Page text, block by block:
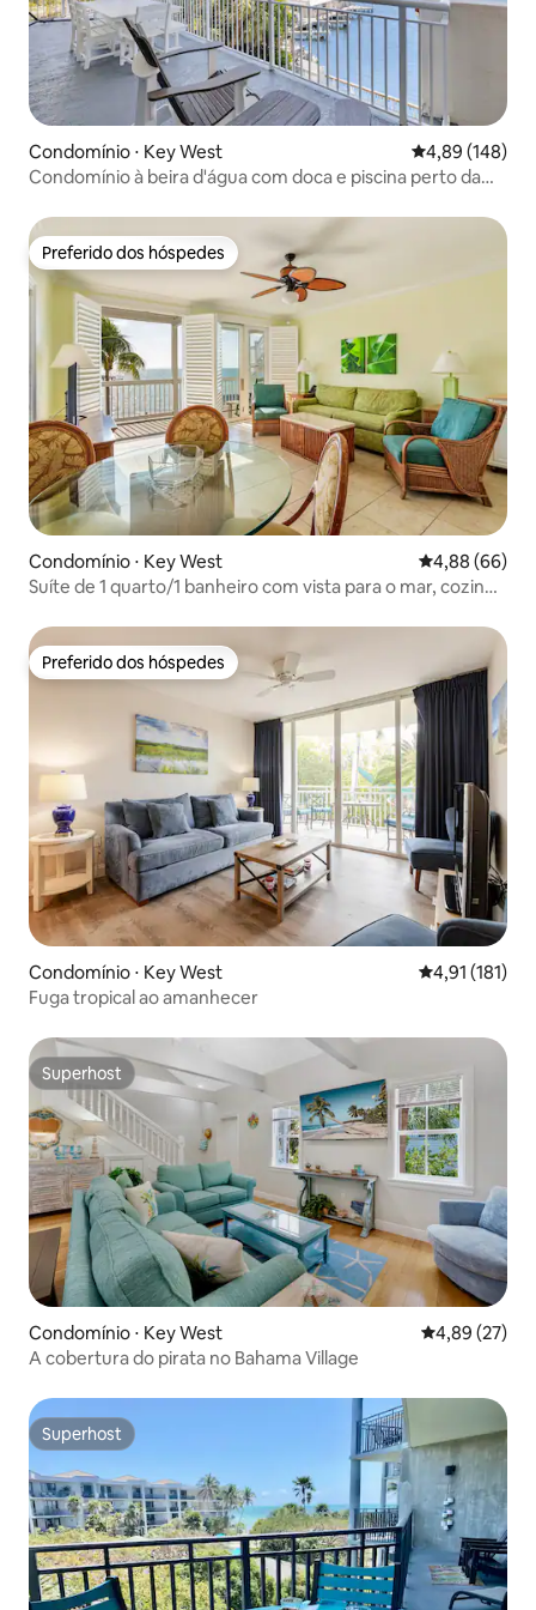
Condomínio ⋅ Key West 4,89 de uma
4,89 (148)
Condomínio à beira d'água com doca e piscina perto da
Preferido dos hóspedes
Preferido dos hóspedes
Condomínio ⋅ Key West 4,88 de uma
4,88 (66)
Suíte de 1 quarto/1 banheiro com vista para o mar, cozinha
Preferido dos hóspedes
Preferido dos hóspedes
Condomínio ⋅ Key West 4,91 de uma
4,91 (181)
Fuga tropical ao amanhecer
Superhost
Superhost
Condomínio ⋅ Key West 4,89 de uma
4,89 (27)
A cobertura do pirata no Bahama Village
Superhost
Superhost